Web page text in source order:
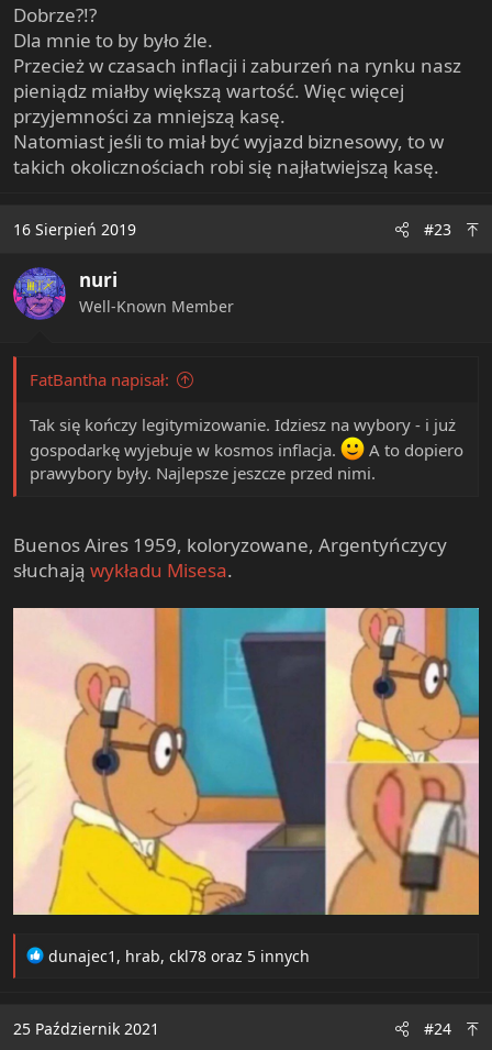
Dobrze?!?
Dla mnie to by było źle.
Przecież w czasach inflacji i zaburzeń na rynku nasz
pieniądz miałby większą wartość. Więc więcej
przyjemności za mniejszą kasę.
Natomiast jeśli to miał być wyjazd biznesowy, to w
takich okolicznościach robi się najłatwiejszą kasę.
16 Sierpień 2019 #23
nuri
Well-Known Member
FatBantha napisał:
Tak się kończy legitymizowanie. Idziesz na wybory - i już
gospodarkę wyjebuje w kosmos inflacja.
A to dopiero
prawybory były. Najlepsze jeszcze przed nimi.
Buenos Aires 1959, koloryzowane, Argentyńczycy
słuchają wykładu Misesa.
R
t
dunajec1 , hrab, ckl78 oraz 5 innych
25 Październik 2021 #24